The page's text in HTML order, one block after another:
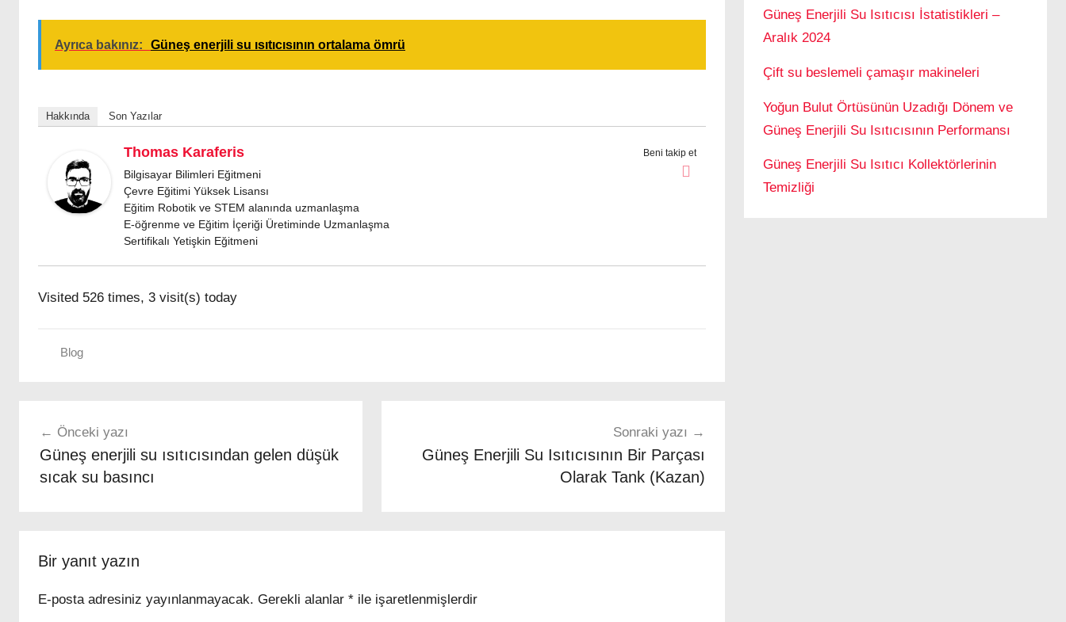
Ayrıca bakınız: Güneş enerjili su ısıtıcısının ortalama ömrü
Hakkında Son Yazılar
Beni takip et
Thomas Karaferis
Bilgisayar Bilimleri Eğitmeni
Çevre Eğitimi Yüksek Lisansı
Eğitim Robotik ve STEM alanında uzmanlaşma
E-öğrenme ve Eğitim İçeriği Üretiminde Uzmanlaşma
Sertifikalı Yetişkin Eğitmeni
Visited 526 times, 3 visit(s) today
Blog
gezinmesi
Önceki yazı
Güneş enerjili su ısıtıcısından gelen düşük
sıcak su basıncı
Sonraki yazı
Güneş Enerjili Su Isıtıcısının Bir Parçası
Olarak Tank (Kazan)
Bir yanıt yazın
E-posta adresiniz yayınlanmayacak. Gerekli alanlar * ile işaretlenmişlerdir
Güneş Enerjili Su Isıtıcısı İstatistikleri –
Aralık 2024
Çift su beslemeli çamaşır makineleri
Yoğun Bulut Örtüsünün Uzadığı Dönem ve
Güneş Enerjili Su Isıtıcısının Performansı
Güneş Enerjili Su Isıtıcı Kollektörlerinin
Temizliği